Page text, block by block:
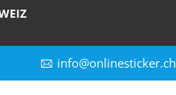
info@onlinesticker.ch